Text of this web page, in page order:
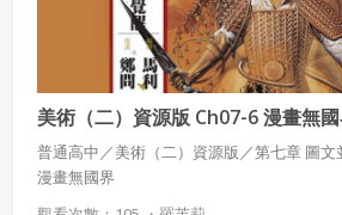
美術（二）資源版 Ch07-6 漫畫無
普通高中／美術（二）資源版／第七章 圖文
漫畫無國界